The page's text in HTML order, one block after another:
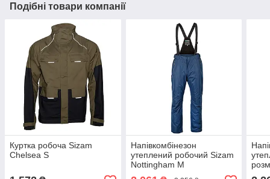
Подібні товари компанії
Куртка робоча Sizam
Chelsea S
Напівкомбінезон
утеплений робочий Sizam
Nottingham M